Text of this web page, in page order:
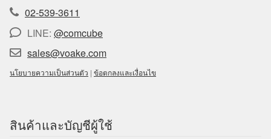
02-539-3611
LINE: @comcube
sales@voake.com
นโยบายความเป็นส่วนตัว | ข้อตกลงและเงื่อนไข
สินค้าและบัญชีผู้ใช้